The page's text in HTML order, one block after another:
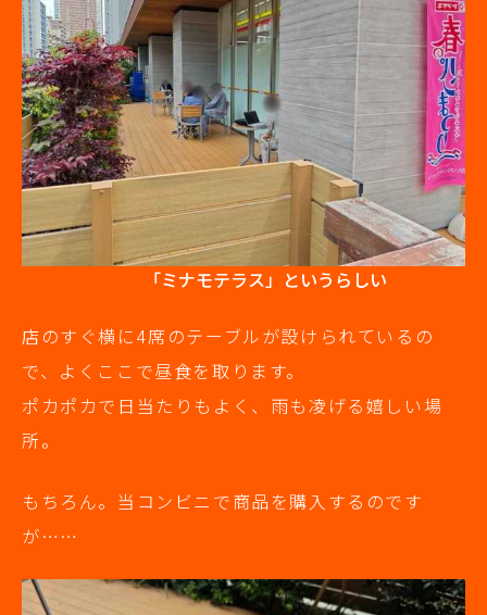
「ミナモテラス」というらしい
店のすぐ横に4席のテーブルが設けられているの
で、よくここで昼食を取ります。
ポカポカで日当たりもよく、雨も凌げる嬉しい場
所。
もちろん。当コンビニで商品を購入するのです
が……